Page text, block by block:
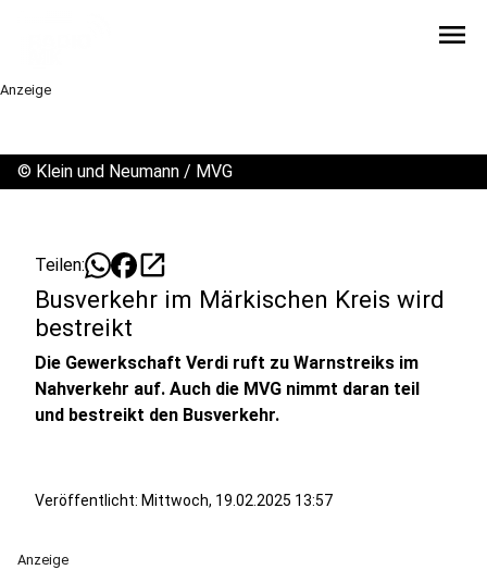
menu
Anzeige
© Klein und Neumann / MVG
Teilen: open_in_new
Busverkehr im Märkischen Kreis wird
bestreikt
Die Gewerkschaft Verdi ruft zu Warnstreiks im
Nahverkehr auf. Auch die MVG nimmt daran teil
und bestreikt den Busverkehr.
Veröffentlicht: Mittwoch, 19.02.2025 13:57
Anzeige